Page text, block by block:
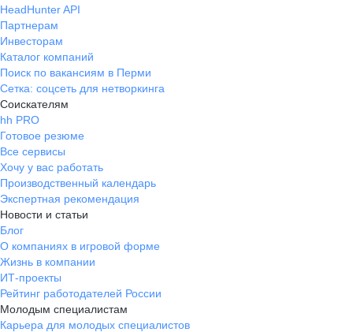
HeadHunter API
Партнерам
Инвесторам
Каталог компаний
Поиск по вакансиям в Перми
Сетка: соцсеть для нетворкинга
Соискателям
hh PRO
Готовое резюме
Все сервисы
Хочу у вас работать
Производственный календарь
Экспертная рекомендация
Новости и статьи
Блог
О компаниях в игровой форме
Жизнь в компании
ИТ-проекты
Рейтинг работодателей России
Молодым специалистам
Карьера для молодых специалистов